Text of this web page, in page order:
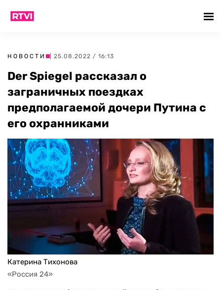
НОВОСТИ | 25.08.2022 / 16:13
Der Spiegel рассказал о
заграничных поездках
предполагаемой дочери Путина с
его охранниками
Катерина Тихонова
«Россия 24»